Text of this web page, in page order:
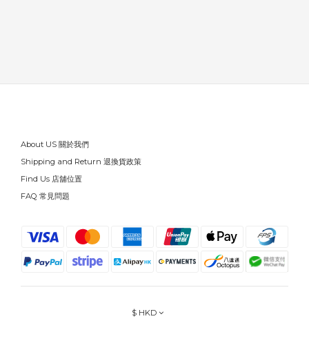
About US 關於我們
Shipping and Return 退換貨政策
Find Us 店舖位置
FAQ 常見問題
$ HKD